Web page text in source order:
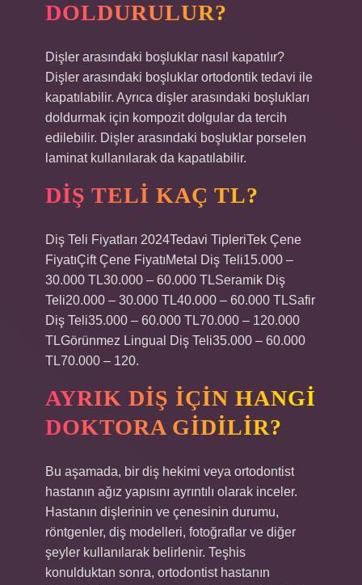
DOLDURULUR?
Dişler arasındaki boşluklar nasıl kapatılır?
Dişler arasındaki boşluklar ortodontik tedavi ile
kapatılabilir. Ayrıca dişler arasındaki boşlukları
doldurmak için kompozit dolgular da tercih
edilebilir. Dişler arasındaki boşluklar porselen
laminat kullanılarak da kapatılabilir.
DIŞ TELI KAÇ TL?
Diş Teli Fiyatları 2024Tedavi TipleriTek Çene
FiyatıÇift Çene FiyatıMetal Diş Teli15.000 –
30.000 TL30.000 – 60.000 TLSeramik Diş
Teli20.000 – 30.000 TL40.000 – 60.000 TLSafir
Diş Teli35.000 – 60.000 TL70.000 – 120.000
TLGörünmez Lingual Diş Teli35.000 – 60.000
TL70.000 – 120.
AYRIK DIŞ IÇIN HANGI
DOKTORA GIDILIR?
Bu aşamada, bir diş hekimi veya ortodontist
hastanın ağız yapısını ayrıntılı olarak inceler.
Hastanın dişlerinin ve çenesinin durumu,
röntgenler, diş modelleri, fotoğraflar ve diğer
şeyler kullanılarak belirlenir. Teşhis
konulduktan sonra, ortodontist hastanın